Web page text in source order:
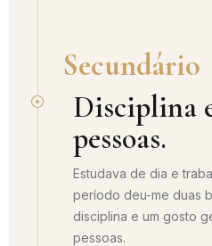
Secundário
Disciplina
pessoas.
Estudava de dia e
período deu-me duas
disciplina e um gosto
pessoas.